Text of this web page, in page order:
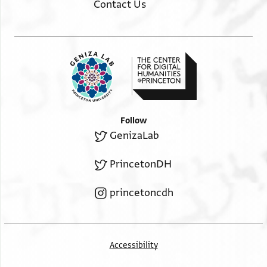
בראה כאמלה לא דעוי עליהא יבטלהא ולא חגה תפסכהא
יעלהא מנהא ומן וראתהא בעדהא לאלשיך אבו כתיר בן
בעדה ומן כל ימין ואלה וחרם ושבועה ונידוי ילזמה פי דלך
חרם סתם ואפילו על ידי גלגול וכאן הדא אלקנין יום תקדיס
דא עלי מ עלי הכהן רגלהא אלמקדם דכרה קבל יעקד
פלמא ערפנא דלך מן אלשהוד אלדי אורדו הדה אלשהאדה
Contact Us
Follow
GenizaLab
PrincetonDH
princetoncdh
Accessibility